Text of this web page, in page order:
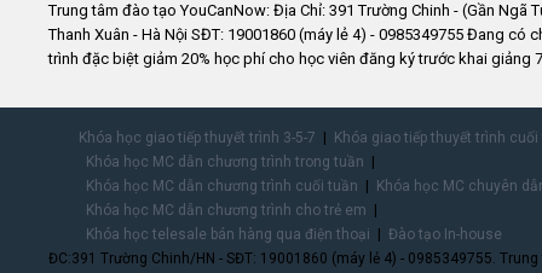
Trung tâm đào tạo YouCanNow: Địa Chỉ: 391 Trường Chinh - (Gần Ngã
Thanh Xuân - Hà Nội SĐT: 19001860 (máy lẻ 4) - 0985349755 Đang có
trình đặc biệt giảm 20% học phí cho học viên đăng ký trước khai giảng
Khóa học giao tiếp thuyết trình 3-5-7
Khóa giao tiếp thuyết trình
Khóa học MC dẫn chương trình trong tuần
Khóa học MC dẫn chương trình cuối tuần
Khóa học MC chuyên
Khóa học MC dẫn chương trình cho trẻ em
Khóa học telesale bán hàng qua điện thoại
Đào tạo In-house
ĐC:391 Trường Chinh/HN - SĐT: 19001860 (máy lẻ 4) - 0985349755.